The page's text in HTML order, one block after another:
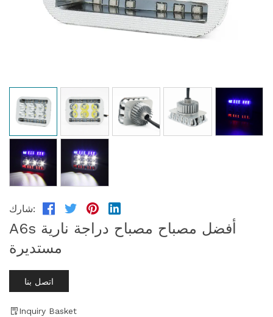
شارك:
A6s أفضل مصباح مصباح دراجة نارية
مستديرة
اتصل بنا
Inquiry Basket